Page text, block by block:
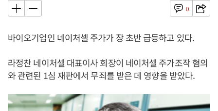
0
바이오기업인 네이처셀 주가가 장 초반 급등하고 있다.
라정찬 네이처셀 대표이사 회장이 네이처셀 주가조작 혐의
와 관련된 1심 재판에서 무죄를 받은 데 영향을 받았다.